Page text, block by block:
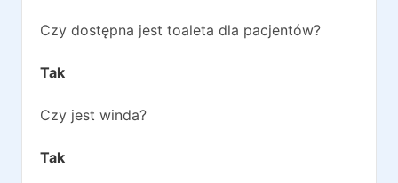
Czy dostępna jest toaleta dla pacjentów?
Tak
Czy jest winda?
Tak